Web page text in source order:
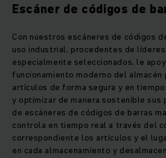
Escáner de códigos de
Con nuestros escáneres de códigos
uso industrial, procedentes de
especialmente seleccionados, le
funcionamiento moderno del
artículos de forma segura y en
y optimizar de manera sostenible sus
de escáneres de códigos de barras
controla en tiempo real a través del
correspondiente los artículos y el
en cada almacenamiento y